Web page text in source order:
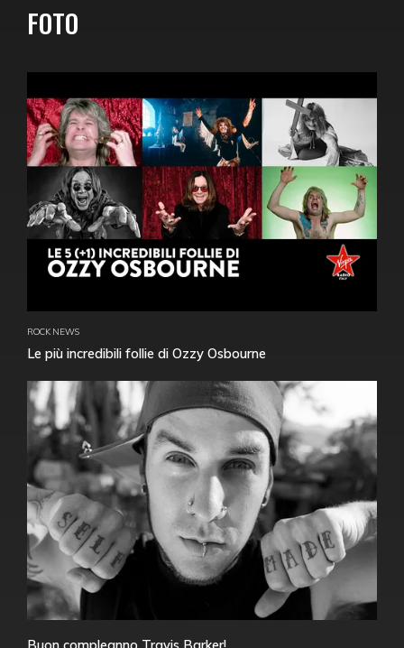
FOTO
ROCK NEWS
Le più incredibili follie di Ozzy Osbourne